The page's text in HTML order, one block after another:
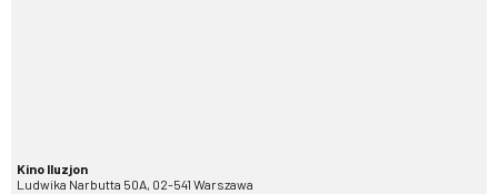
Kino Iluzjon
Ludwika Narbutta 50A, 02-541 Warszawa